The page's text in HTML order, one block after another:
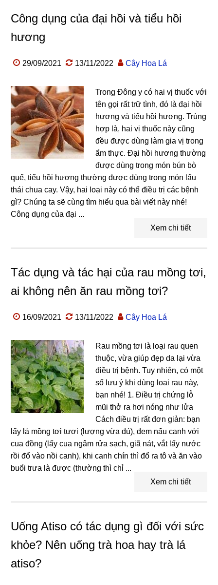
Công dụng của đại hồi và tiểu hồi
hương
29/09/2021 13/11/2022 Cây Hoa Lá
Trong Đông y có hai vị thuốc với
tên gọi rất trữ tình, đó là đại hồi
hương và tiểu hồi hương. Trùng
hợp là, hai vị thuốc này cũng
đều được dùng làm gia vị trong
ẩm thực. Đại hồi hương thường
được dùng trong món bún bò
quế, tiểu hồi hương thường được dùng trong món lẩu
thái chua cay. Vậy, hai loại này có thể điều trị các bệnh
gì? Chúng ta sẽ cùng tìm hiểu qua bài viết này nhé!
Công dụng của đại ...
Xem chi tiết
Tác dụng và tác hại của rau mồng tơi,
ai không nên ăn rau mồng tơi?
16/09/2021 13/11/2022 Cây Hoa Lá
Rau mồng tơi là loại rau quen
thuộc, vừa giúp đẹp da lại vừa
điều trị bệnh. Tuy nhiên, có một
số lưu ý khi dùng loại rau này,
bạn nhé! 1. Điều trị chứng lỗ
mũi thở ra hơi nóng như lửa
Cách điều trị rất đơn giản: bạn
lấy lá mồng tơi tươi (lượng vừa đủ), đem nấu canh với
cua đồng (lấy cua ngâm rửa sạch, giã nát, vắt lấy nước
rồi đổ vào nồi canh), khi canh chín thì đổ ra tô và ăn vào
buổi trưa là được (thường thì chỉ ...
Xem chi tiết
Uống Atiso có tác dụng gì đối với sức
khỏe? Nên uống trà hoa hay trà lá
atiso?